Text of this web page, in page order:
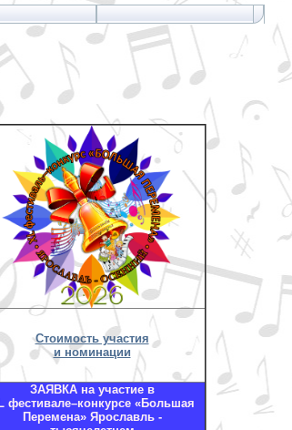
Стоимость участия
и номинации
ЗАЯВКА на участие в
фестивале–конкурсе «Большая
Перемена» Ярославль -